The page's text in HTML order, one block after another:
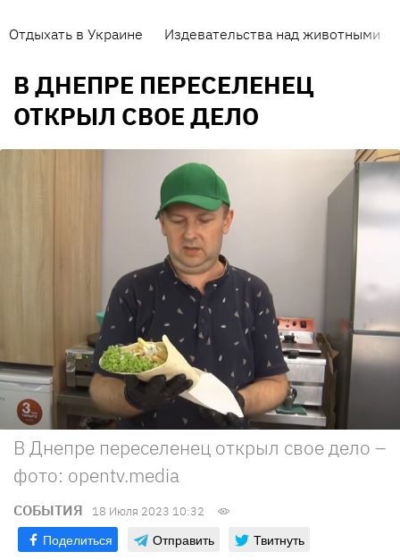
Отдыхать в Украине Издевательства над животными
В ДНЕПРЕ ПЕРЕСЕЛЕНЕЦ
ОТКРЫЛ СВОЕ ДЕЛО
В Днепре переселенец открыл свое дело –
фото: opentv.media
СОБЫТИЯ 18 Июля 2023 10:32
Поделиться Отправить Твитнуть